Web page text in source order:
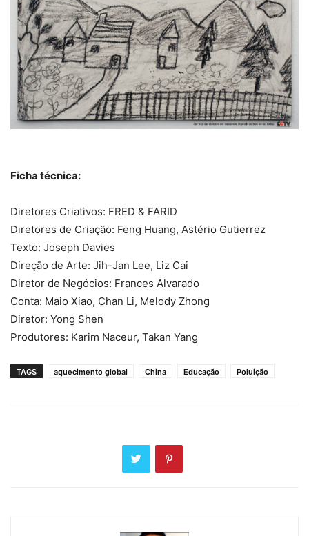
Ficha técnica:
Diretores Criativos: FRED & FARID
Diretores de Criação: Feng Huang, Astério Gutierrez
Texto: Joseph Davies
Direção de Arte: Jih-Jan Lee, Liz Cai
Diretor de Negócios: Frances Alvarado
Conta: Maio Xiao, Chan Li, Melody Zhong
Diretor: Yong Shen
Produtores: Karim Naceur, Takan Yang
TAGS aquecimento global China Educação Poluição